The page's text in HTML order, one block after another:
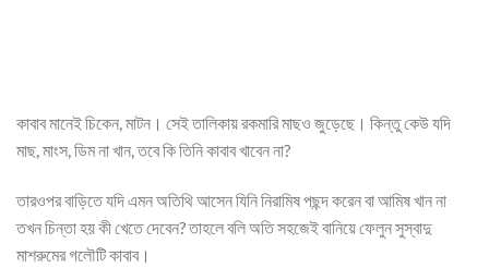
কাবাব মানেই চিকেন, মাটন। সেই তালিকায় রকমারি মাছও জুড়েছে। কিন্তু কেউ যদি
মাছ, মাংস, ডিম না খান, তবে কি তিনি কাবাব খাবেন না?
তারওপর বাড়িতে যদি এমন অতিথি আসেন যিনি নিরামিষ পছন্দ করেন বা আমিষ খান না
তখন চিন্তা হয় কী খেতে দেবেন? তাহলে বলি অতি সহজেই বানিয়ে ফেলুন সুস্বাদু
মাশরুমের গলৌটি কাবাব।